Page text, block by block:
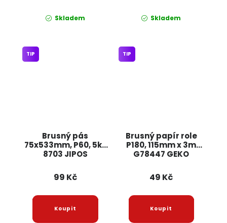
Skladem Skladem
Brusný pás
75x533mm, P60, 5ks
8703 JIPOS
TIP
99 Kč
Brusný papír role
P180, 115mm x 3m
G78447 GEKO
TIP
49 Kč